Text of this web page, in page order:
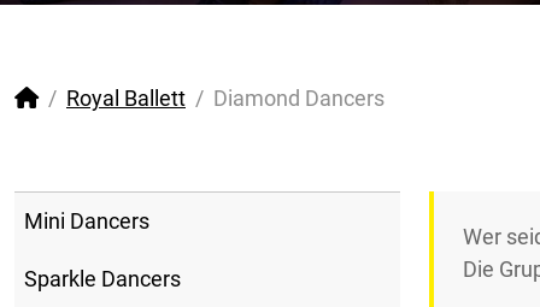
Royal Ballett Diamond Dancers
Mini Dancers
Sparkle Dancers
Wer
Die